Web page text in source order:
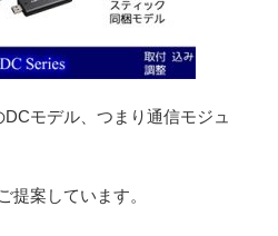
モデル、つまり通信モジュ
提案しています。